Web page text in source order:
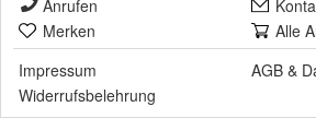
Anrufen
Merken
Alle
Impressum
AGB &
Widerrufsbelehrung